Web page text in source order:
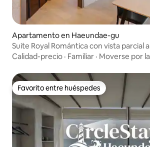
Apartamento en Haeundae-gu
Suite Royal Romántica con vista parcial
Haeundae #Playa Haeundae
Calidad-precio · Familiar · Moverse por
Favorito entre huéspedes
Favorito entre huéspedes